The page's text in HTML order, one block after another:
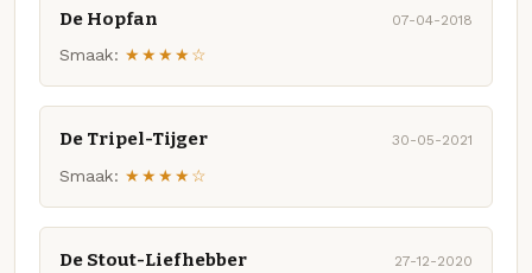
De Hopfan 07-04-2018
Smaak: ★★★★☆
De Tripel-Tijger 30-05-2021
Smaak: ★★★★☆
De Stout-Liefhebber 27-12-2020